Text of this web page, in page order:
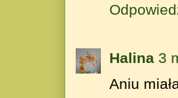
Halina 3
Aniu